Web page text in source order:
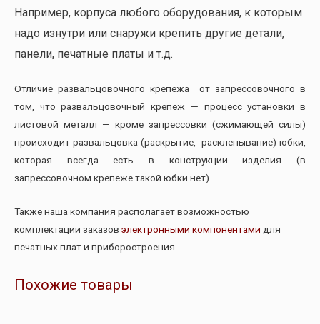
Например, корпуса любого оборудования, к которым
надо изнутри или снаружи крепить другие детали,
панели, печатные платы и т.д.
Отличие развальцовочного крепежа от запрессовочного в
том, что развальцовочный крепеж — процесс установки в
листовой металл — кроме запрессовки (сжимающей силы)
происходит развальцовка (раскрытие, расклепывание) юбки,
которая всегда есть в конструкции изделия (в
запрессовочном крепеже такой юбки нет).
Также наша компания располагает возможностью
комплектации заказов электронными компонентами для
печатных плат и приборостроения.
Похожие товары